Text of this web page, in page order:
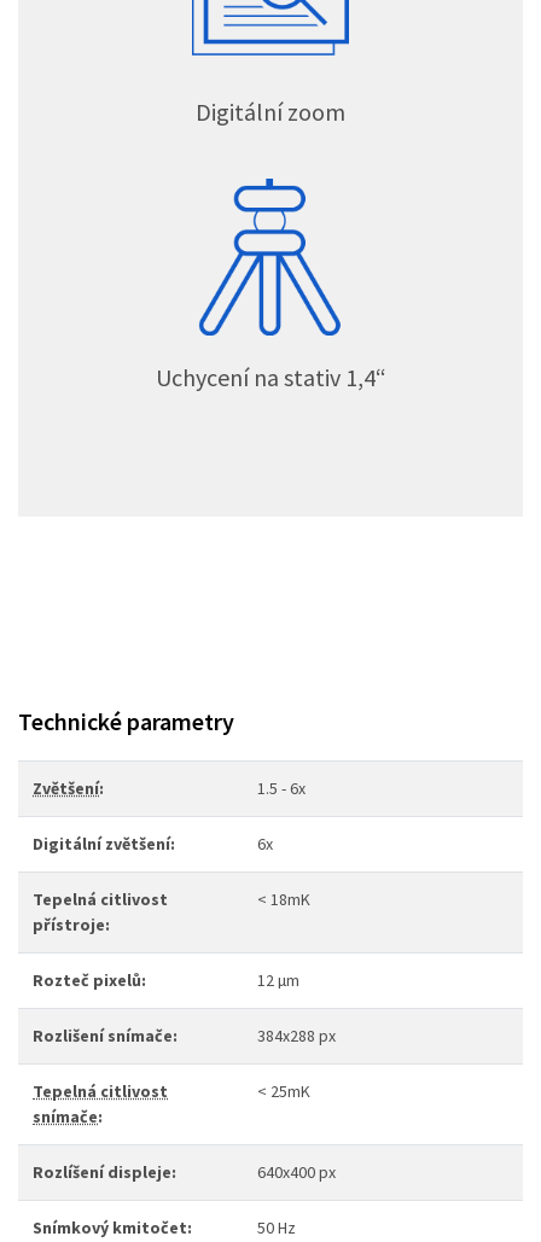
Digitální zoom
Uchycení na stativ 1,4“
Technické parametry
Zvětšení: 1.5 - 6x
Digitální zvětšení: 6x
Tepelná citlivost
přístroje:
< 18mK
Rozteč pixelů: 12 µm
Rozlišení snímače: 384x288 px
Tepelná citlivost
snímače:
< 25mK
Rozlíšení displeje: 640x400 px
Snímkový kmitočet: 50 Hz